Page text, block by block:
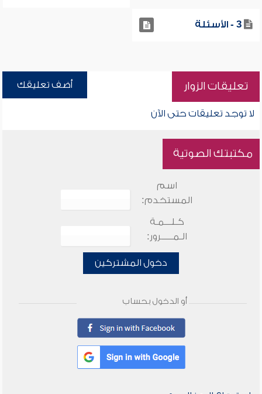
3 - الأسئلة
تعليقات الزوار أضف تعليقك
لا توجد تعليقات حتى الآن
مكتبتك الصوتية
اسم
المستخدم:
كـلـــمـة
الـمـــــرور:
دخول المشتركين
أو الدخول بحساب